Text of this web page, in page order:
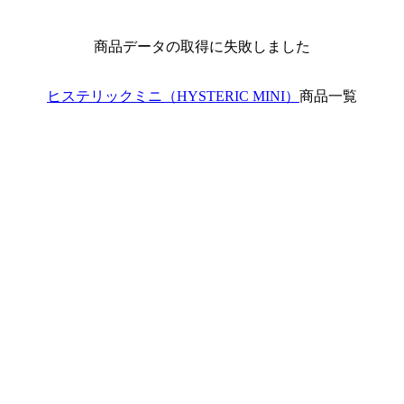
商品データの取得に失敗しました
ヒステリックミニ（HYSTERIC MINI） 商品一覧